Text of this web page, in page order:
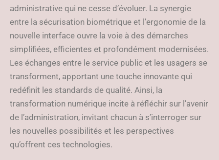
administrative qui ne cesse d’évoluer. La synergie
entre la sécurisation biométrique et l’ergonomie de la
nouvelle interface ouvre la voie à des démarches
simplifiées, efficientes et profondément modernisées.
Les échanges entre le service public et les usagers se
transforment, apportant une touche innovante qui
redéfinit les standards de qualité. Ainsi, la
transformation numérique incite à réfléchir sur l’avenir
de l’administration, invitant chacun à s’interroger sur
les nouvelles possibilités et les perspectives
qu’offrent ces technologies.